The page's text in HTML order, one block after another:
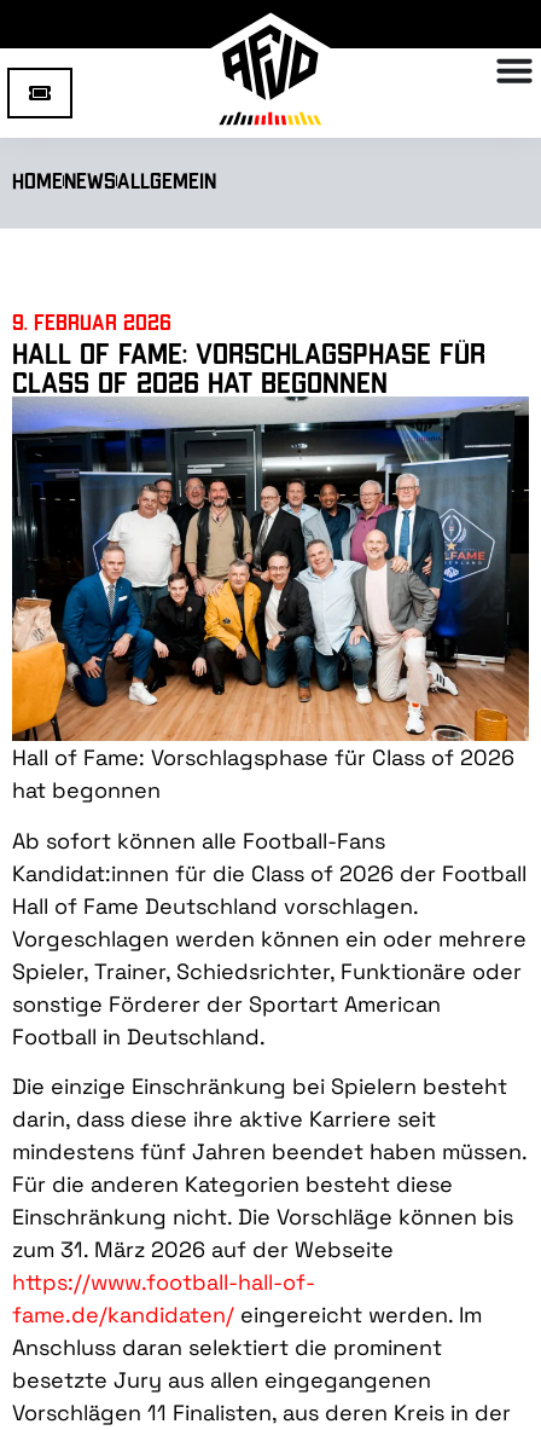
HomeNewsAllgemein
9. Februar 2026
Hall of Fame: Vorschlagsphase für
Class of 2026 hat begonnen
Hall of Fame: Vorschlagsphase für Class of 2026
hat begonnen
Ab sofort können alle Football-Fans
Kandidat:innen für die Class of 2026 der Football
Hall of Fame Deutschland vorschlagen.
Vorgeschlagen werden können ein oder mehrere
Spieler, Trainer, Schiedsrichter, Funktionäre oder
sonstige Förderer der Sportart American
Football in Deutschland.
Die einzige Einschränkung bei Spielern besteht
darin, dass diese ihre aktive Karriere seit
mindestens fünf Jahren beendet haben müssen.
Für die anderen Kategorien besteht diese
Einschränkung nicht. Die Vorschläge können bis
zum 31. März 2026 auf der Webseite
https://www.football-hall-of-
fame.de/kandidaten/ eingereicht werden. Im
Anschluss daran selektiert die prominent
besetzte Jury aus allen eingegangenen
Vorschlägen 11 Finalisten, aus deren Kreis in der